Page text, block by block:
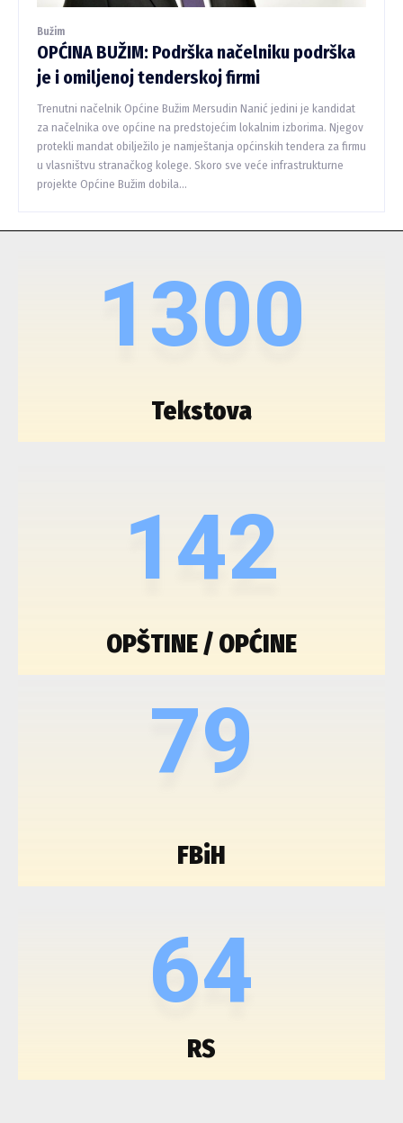
Bužim
OPĆINA BUŽIM: Podrška načelniku podrška
je i omiljenoj tenderskoj firmi
Trenutni načelnik Općine Bužim Mersudin Nanić jedini je kandidat
za načelnika ove općine na predstojećim lokalnim izborima. Njegov
protekli mandat obilježilo je namještanja općinskih tendera za firmu
u vlasništvu stranačkog kolege. Skoro sve veće infrastrukturne
projekte Općine Bužim dobila...
1300
Tekstova
142
OPŠTINE / OPĆINE
79
FBiH
64
RS